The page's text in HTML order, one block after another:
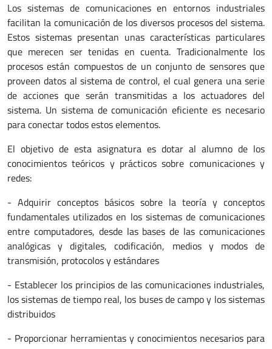
Los sistemas de comunicaciones en entornos industriales
facilitan la comunicación de los diversos procesos del sistema.
Estos sistemas presentan unas características particulares
que merecen ser tenidas en cuenta. Tradicionalmente los
procesos están compuestos de un conjunto de sensores que
proveen datos al sistema de control, el cual genera una serie
de acciones que serán transmitidas a los actuadores del
sistema. Un sistema de comunicación eficiente es necesario
para conectar todos estos elementos.
El objetivo de esta asignatura es dotar al alumno de los
conocimientos teóricos y prácticos sobre comunicaciones y
redes:
- Adquirir conceptos básicos sobre la teoría y conceptos
fundamentales utilizados en los sistemas de comunicaciones
entre computadores, desde las bases de las comunicaciones
analógicas y digitales, codificación, medios y modos de
transmisión, protocolos y estándares
- Establecer los principios de las comunicaciones industriales,
los sistemas de tiempo real, los buses de campo y los sistemas
distribuidos
- Proporcionar herramientas y conocimientos necesarios para